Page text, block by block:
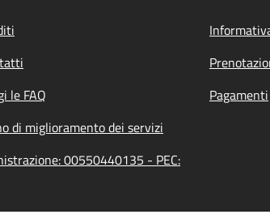
le FAQ Pagamenti
di miglioramento dei servizi
00550440135 - PEC: